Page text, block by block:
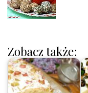
Zobacz także: